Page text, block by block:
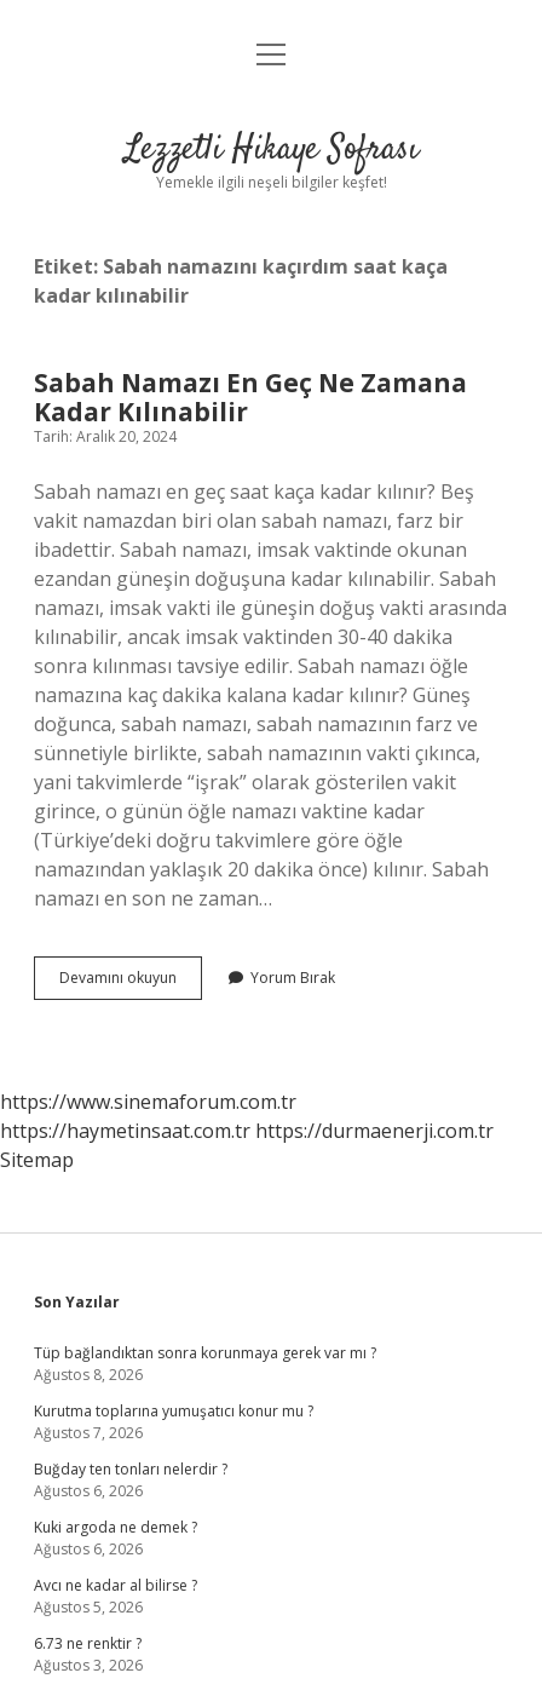
Anasayfa
Yasal Uyarı
menüyü
Lezzetli Hikaye Sofrası
Yemekle ilgili neşeli bilgiler keşfet!
Etiket: Sabah namazını kaçırdım saat kaça
kadar kılınabilir
Sabah Namazı En Geç Ne Zamana
Kadar Kılınabilir
Tarih: Aralık 20, 2024
Sabah namazı en geç saat kaça kadar kılınır? Beş
vakit namazdan biri olan sabah namazı, farz bir
ibadettir. Sabah namazı, imsak vaktinde okunan
ezandan güneşin doğuşuna kadar kılınabilir. Sabah
namazı, imsak vakti ile güneşin doğuş vakti arasında
kılınabilir, ancak imsak vaktinden 30-40 dakika
sonra kılınması tavsiye edilir. Sabah namazı öğle
namazına kaç dakika kalana kadar kılınır? Güneş
doğunca, sabah namazı, sabah namazının farz ve
sünnetiyle birlikte, sabah namazının vakti çıkınca,
yani takvimlerde “işrak” olarak gösterilen vakit
girince, o günün öğle namazı vaktine kadar
(Türkiye’deki doğru takvimlere göre öğle
namazından yaklaşık 20 dakika önce) kılınır. Sabah
namazı en son ne zaman…
Devamını okuyun
Namazı
Kadar
Kılınabilir
Yorum Bırak
https://www.sinemaforum.com.tr
https://haymetinsaat.com.tr https://durmaenerji.com.tr
Sitemap
Sidebar
Son Yazılar
Tüp bağlandıktan sonra korunmaya gerek var mı ?
Ağustos 8, 2026
Kurutma toplarına yumuşatıcı konur mu ?
Ağustos 7, 2026
Buğday ten tonları nelerdir ?
Ağustos 6, 2026
Kuki argoda ne demek ?
Ağustos 6, 2026
Avcı ne kadar al bilirse ?
Ağustos 5, 2026
6.73 ne renktir ?
Ağustos 3, 2026